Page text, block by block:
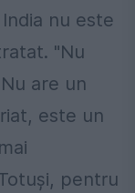
nu este
"Nu
are un
este un
pentru